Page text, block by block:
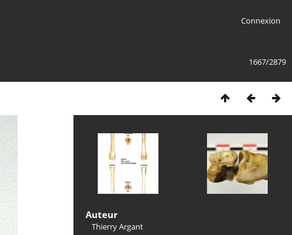
Connexion
1667/2879
Auteur
Thierry Argant